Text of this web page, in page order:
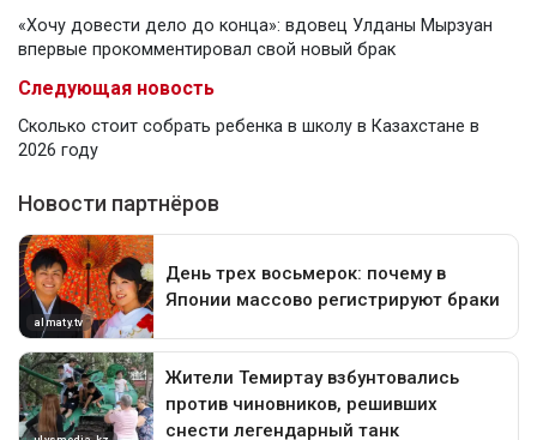
«Хочу довести дело до конца»: вдовец Улданы Мырзуан
впервые прокомментировал свой новый брак
Следующая новость
Сколько стоит собрать ребенка в школу в Казахстане в
2026 году